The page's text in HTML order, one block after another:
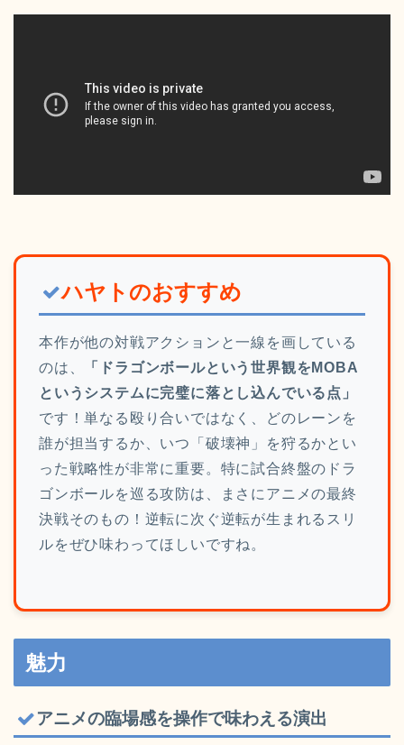
ハヤトのおすすめ
本作が他の対戦アクションと一線を画している
のは、
「ドラゴンボールという世界観をMOBA
というシステムに完璧に落とし込んでいる点」
です！単なる殴り合いではなく、どのレーンを
誰が担当するか、いつ「破壊神」を狩るかとい
った戦略性が非常に重要。特に試合終盤のドラ
ゴンボールを巡る攻防は、まさにアニメの最終
決戦そのもの！逆転に次ぐ逆転が生まれるスリ
ルをぜひ味わってほしいですね。
魅力
アニメの臨場感を操作で味わえる演出